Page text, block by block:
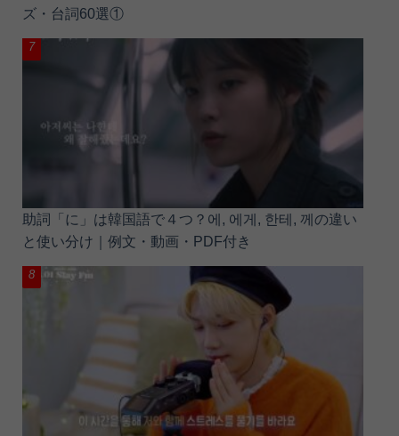
ズ・台詞60選①
助詞「に」は韓国語で４つ？에, 에게, 한테, 께の違い
と使い分け｜例文・動画・PDF付き